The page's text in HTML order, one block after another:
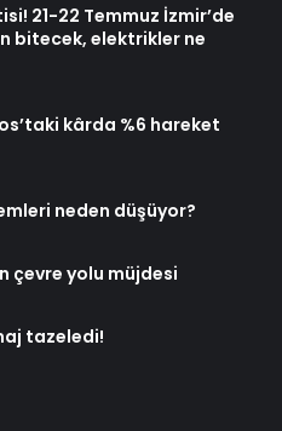
21-22 Temmuz İzmir’de
bitecek, elektrikler ne
kârda %6 hareket
neden düşüyor?
çevre yolu müjdesi
tazeledi!